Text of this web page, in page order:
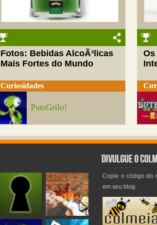
Fotos: Bebidas AlcoÃ³licas
Mais Fortes do Mundo
Curiosidades
PutsGrilo!
Os
Copie o código do
em seu blog.